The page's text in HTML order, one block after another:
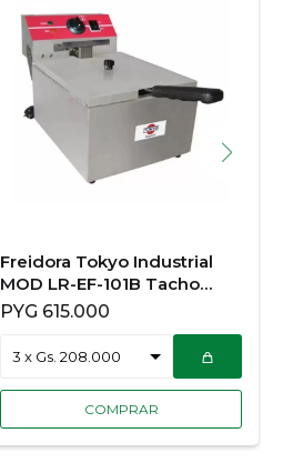
Freidora Tokyo Industrial
MOD LR-EF-101B Tacho
Rectangular
PYG 615.000